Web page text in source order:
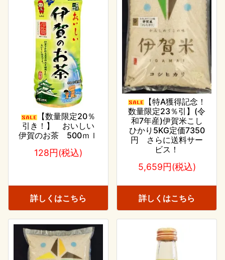
【数量限定20％
引き！】 おいしい
伊賀のお茶 500ｍｌ
128円(税込)
詳しくはこちら
【特A獲得記念！
数量限定23％引】(令
和7年産)伊賀米こし
ひかり5KG定価7350
円 さらに送料サー
ビス！
5,659円(税込)
詳しくはこちら